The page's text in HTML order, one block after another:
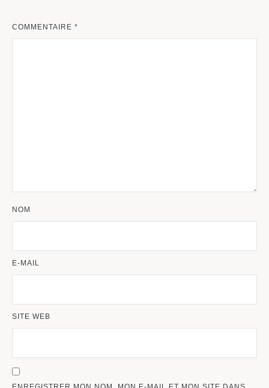
COMMENTAIRE *
NOM
E-MAIL
SITE WEB